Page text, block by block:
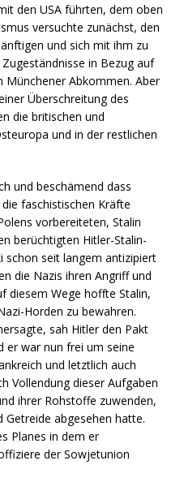
den USA führten, dem oben
versuchte zunächst, den
und sich mit ihm zu
in Bezug auf
Münchener Abkommen. Aber
Überschreitung des
die britischen und
und in der restlichen
und beschämend dass
faschistischen Kräfte
vorbereiteten, Stalin
berüchtigten Hitler-Stalin-
schon seit langem antizipiert
die Nazis ihren Angriff und
diesem Wege hoffte Stalin,
Horden zu bewahren.
sah Hitler den Pakt
er war nun frei um seine
und letztlich auch
Vollendung dieser Aufgaben
ihrer Rohstoffe zuwenden,
abgesehen hatte.
Planes in dem er
der Sowjetunion